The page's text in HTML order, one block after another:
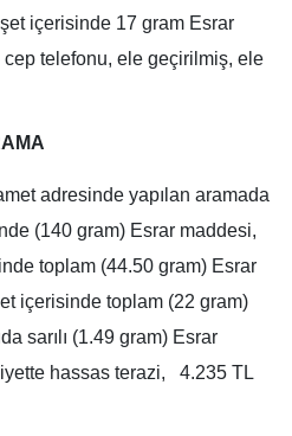
içerisinde 17 gram Esrar
telefonu, ele geçirilmiş, ele
adresinde yapılan aramada
(140 gram) Esrar maddesi,
toplam (44.50 gram) Esrar
içerisinde toplam (22 gram)
sarılı (1.49 gram) Esrar
hassas terazi, 4.235 TL